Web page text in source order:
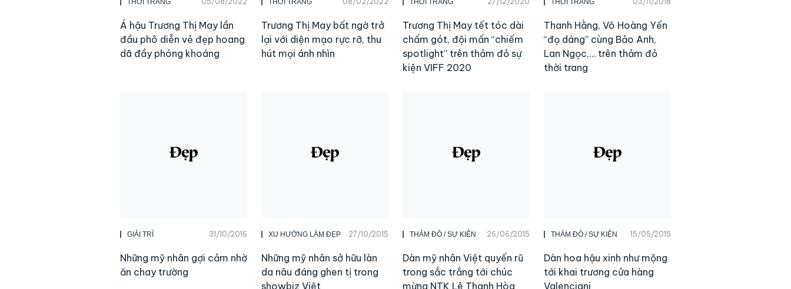
Á hậu Trương Thị May lần
đầu phô diễn vẻ đẹp hoang
dã đầy phóng khoáng
Trương Thị May bất ngờ trở
lại với diện mạo rực rỡ, thu
hút mọi ánh nhìn
Trương Thị May tết tóc dài
chấm gót, đội mấn “chiếm
spotlight” trên thảm đỏ sự
kiện VIFF 2020
Thanh Hằng, Võ Hoàng Yến
“đọ dáng” cùng Bảo Anh,
Lan Ngọc,… trên thảm đỏ
thời trang
GIẢI TRÍ 31/10/2016
Những mỹ nhân gợi cảm nhờ
ăn chay trường
XU HƯỚNG LÀM ĐẸP 27/10/2015
Những mỹ nhân sở hữu làn
da nâu đáng ghen tị trong
showbiz Việt
THẢM ĐỎ / SỰ KIỆN 26/06/2015
Dàn mỹ nhân Việt quyến rũ
trong sắc trắng tới chúc
mừng NTK Lê Thanh Hòa
THẢM ĐỎ / SỰ KIỆN 15/05/2015
Dàn hoa hậu xinh như mộng
tới khai trương cửa hàng
Valenciani